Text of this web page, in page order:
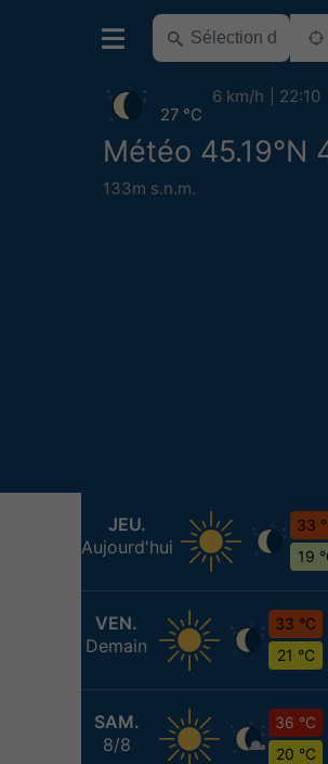
Météo 45.19°N
133m s.n.m.
27 °C
6 km/h 22:10
JEU.
Aujourd'hui
33
19
VEN.
Demain
33 °C
21 °C
SAM.
8/8
36 °C
20 °C